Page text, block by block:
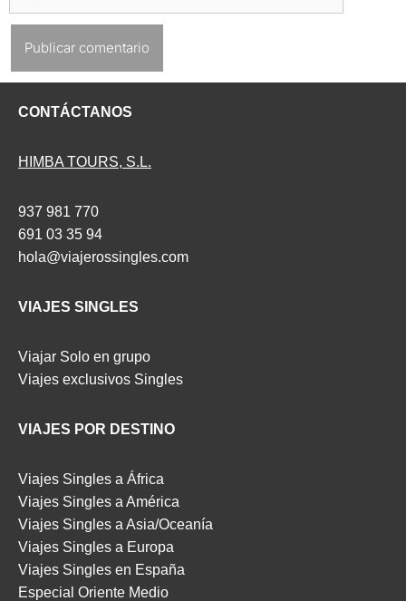
CONTÁCTANOS
HIMBA TOURS, S.L.
937 981 770
691 03 35 94
hola@viajerossingles.com
VIAJES SINGLES
Viajar Solo en grupo
Viajes exclusivos Singles
VIAJES POR DESTINO
Viajes Singles a África
Viajes Singles a América
Viajes Singles a Asia/Oceanía
Viajes Singles a Europa
Viajes Singles en España
Especial Oriente Medio